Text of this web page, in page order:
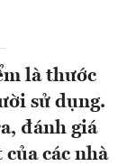
là thước
sử dụng.
đánh giá
các nhà